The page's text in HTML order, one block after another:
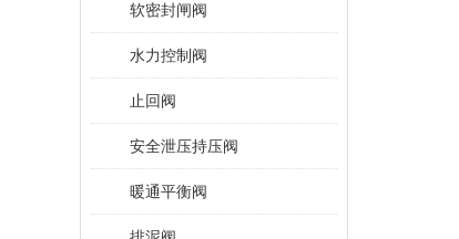
软密封闸阀
水力控制阀
止回阀
安全泄压持压阀
暖通平衡阀